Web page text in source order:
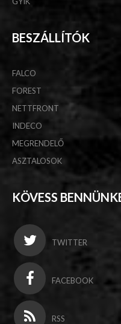
BESZÁLLÍTÓK
FALCO
FOREST
NETTFRONT
INDECO
MEGRENDELŐ
ASZTALOSOK
KÖVESS
TWITTER
FACEBOOK
RSS